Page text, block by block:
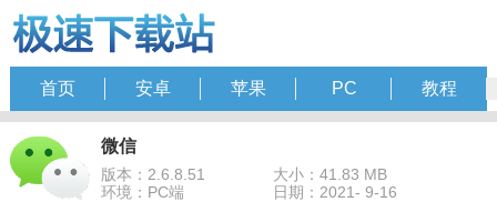
首页 安卓 苹果 PC 教程
微信
版本：2.6.8.51
大小：41.83 MB
环境：PC端
日期：2021- 9-16